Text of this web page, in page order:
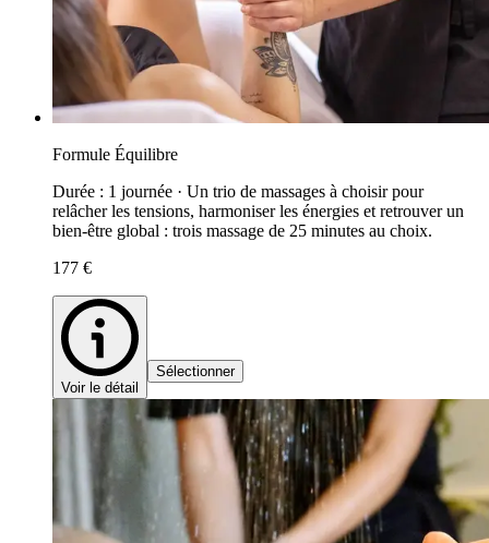
Formule Équilibre
Durée : 1 journée · Un trio de massages à choisir pour
relâcher les tensions, harmoniser les énergies et retrouver un
bien-être global : trois massage de 25 minutes au choix.
177 €
Voir le détail
Sélectionner